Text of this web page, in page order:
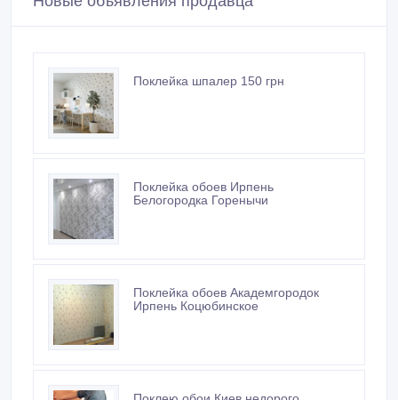
Поклейка шпалер 150 грн
Поклейка обоев Ирпень
Белогородка Горенычи
Поклейка обоев Академгородок
Ирпень Коцюбинское